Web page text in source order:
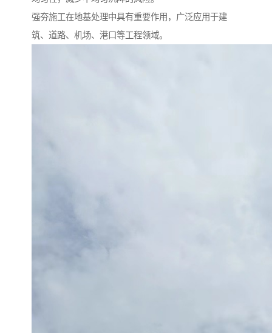
强夯施工在地基处理中具有重要作用，广泛应用于建
筑、道路、机场、港口等工程领域。